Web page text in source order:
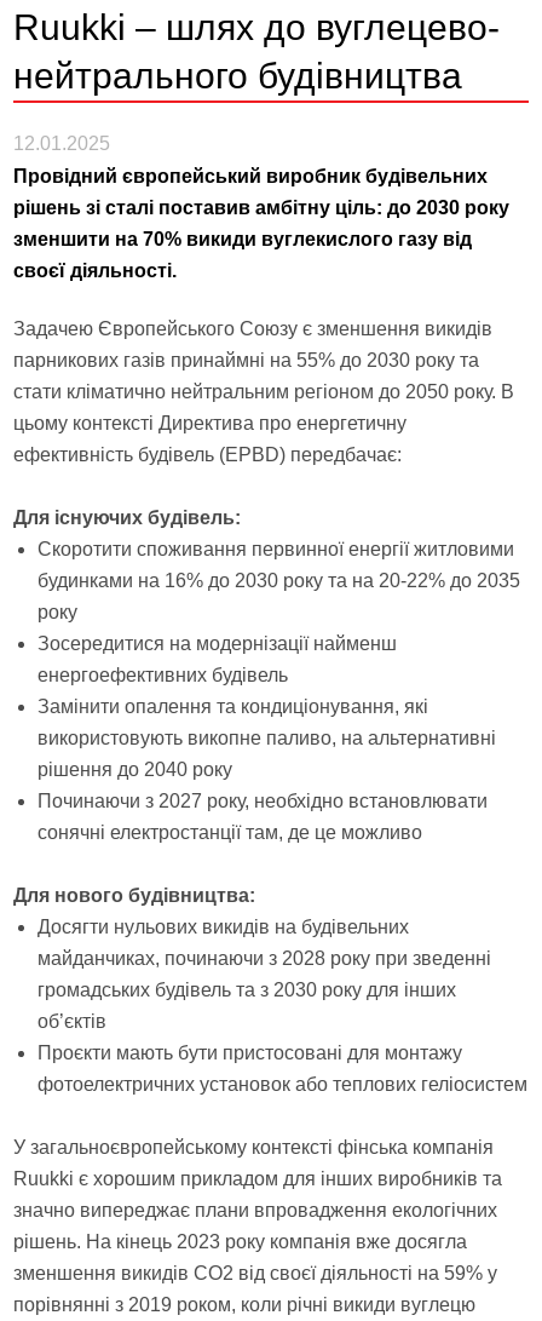
Ruukki – шлях до вуглецево-
нейтрального будівництва
12.01.2025
Провідний європейський виробник будівельних
рішень зі сталі поставив амбітну ціль: до 2030 року
зменшити на 70% викиди вуглекислого газу від
своєї діяльності.
Задачею Європейського Союзу є зменшення викидів
парникових газів принаймні на 55% до 2030 року та
стати кліматично нейтральним регіоном до 2050 року. В
цьому контексті Директива про енергетичну
ефективність будівель (EPBD) передбачає:
Для існуючих будівель:
Скоротити споживання первинної енергії житловими
будинками на 16% до 2030 року та на 20-22% до 2035
року
Зосередитися на модернізації найменш
енергоефективних будівель
Замінити опалення та кондиціонування, які
використовують викопне паливо, на альтернативні
рішення до 2040 року
Починаючи з 2027 року, необхідно встановлювати
сонячні електростанції там, де це можливо
Для нового будівництва:
Досягти нульових викидів на будівельних
майданчиках, починаючи з 2028 року при зведенні
громадських будівель та з 2030 року для інших
об’єктів
Проєкти мають бути пристосовані для монтажу
фотоелектричних установок або теплових геліосистем
У загальноєвропейському контексті фінська компанія
Ruukki є хорошим прикладом для інших виробників та
значно випереджає плани впровадження екологічних
рішень. На кінець 2023 року компанія вже досягла
зменшення викидів CO2 від своєї діяльності на 59% у
порівнянні з 2019 роком, коли річні викиди вуглецю